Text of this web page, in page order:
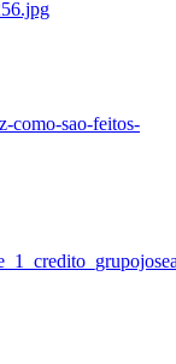
como-sao-feitos-